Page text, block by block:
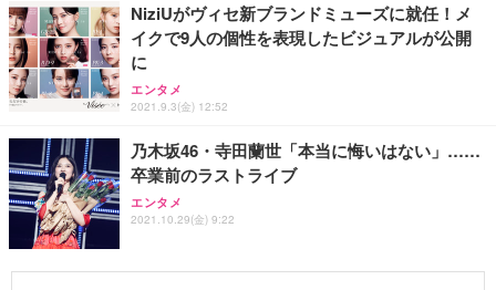
NiziUがヴィセ新ブランドミューズに就任！メ
イクで9人の個性を表現したビジュアルが公開
に
エンタメ
2021.9.3(金) 12:52
乃木坂46・寺田蘭世「本当に悔いはない」……
卒業前のラストライブ
エンタメ
2021.10.29(金) 9:22